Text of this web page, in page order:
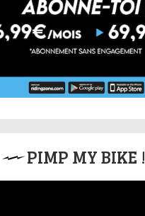
PIMP MY BIKE !